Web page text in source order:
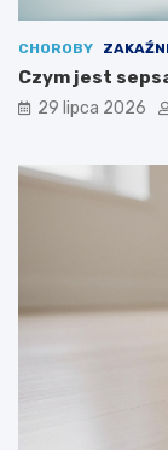
CHOROBY
Czym jest
29 lipca 2026